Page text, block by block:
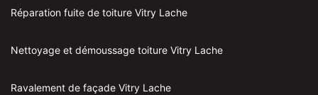
Réparation fuite de toiture Vitry Lache
Nettoyage et démoussage toiture Vitry Lache
Ravalement de façade Vitry Lache